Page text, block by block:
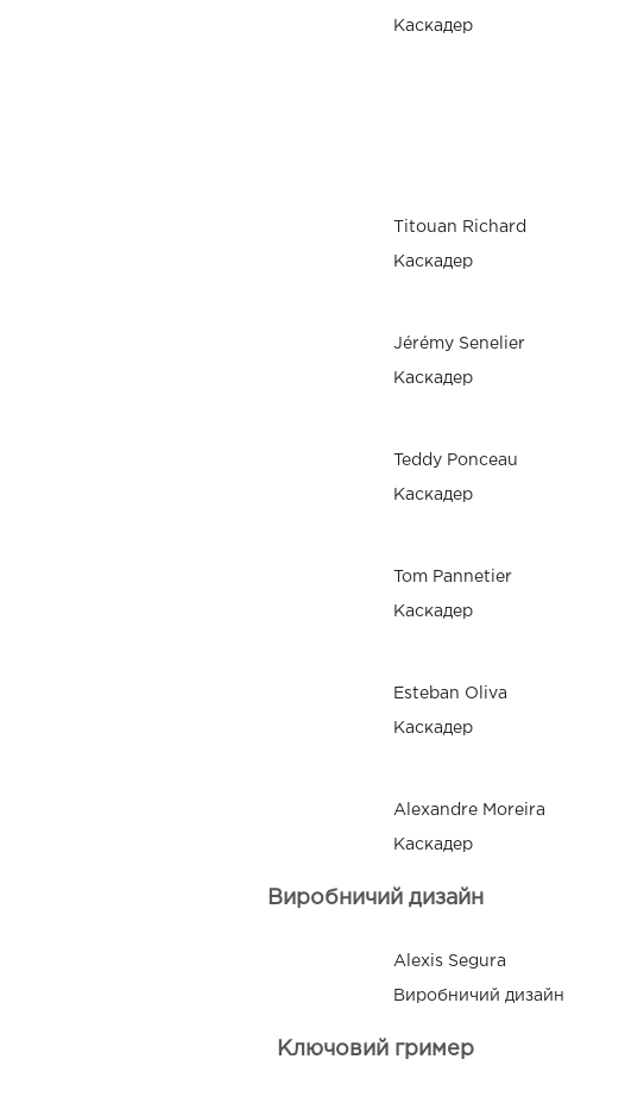
Каскадер
Titouan Richard
Каскадер
Jérémy Senelier
Каскадер
Teddy Ponceau
Каскадер
Tom Pannetier
Каскадер
Esteban Oliva
Каскадер
Alexandre Moreira
Каскадер
Виробничий дизайн
Alexis Segura
Виробничий дизайн
Ключовий гример